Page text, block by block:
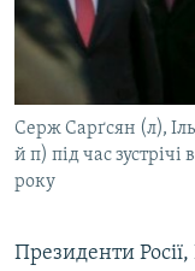
СВІДЧЕННЯ ОКУПАЦІЇ
УКРАЇНСЬКА
Qırımtatar
Серж Сарґсян (л),
й п) під час
року
Президенти